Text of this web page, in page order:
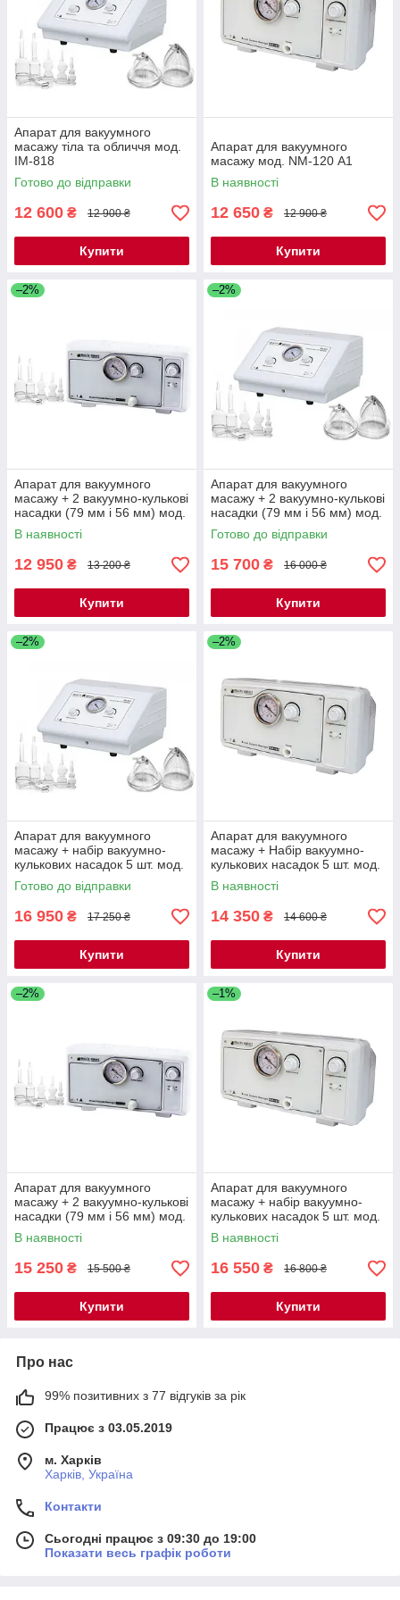
Апарат для вакуумного
масажу тіла та обличчя мод.
IM-818
Готово до відправки
12 600 ₴ 12 900 ₴
Купити
Апарат для вакуумного
масажу мод. NM-120 А1
В наявності
12 650 ₴ 12 900 ₴
Купити
–2%
Апарат для вакуумного
масажу + 2 вакуумно-кулькові
насадки (79 мм і 56 мм) мод.
NM-120 А2
В наявності
12 950 ₴ 13 200 ₴
Купити
–2%
Апарат для вакуумного
масажу + 2 вакуумно-кулькові
насадки (79 мм і 56 мм) мод.
IM-818 А2
Готово до відправки
15 700 ₴ 16 000 ₴
Купити
–2%
Апарат для вакуумного
масажу + набір вакуумно-
кулькових насадок 5 шт. мод.
IM-818А, ВІДЕО
Готово до відправки
16 950 ₴ 17 250 ₴
Купити
–2%
Апарат для вакуумного
масажу + Набір вакуумно-
кулькових насадок 5 шт. мод.
NM-120 A
В наявності
14 350 ₴ 14 600 ₴
Купити
–2%
Апарат для вакуумного
масажу + 2 вакуумно-кулькові
насадки (79 мм і 56 мм) мод.
NM-120 A3
В наявності
15 250 ₴ 15 500 ₴
Купити
–1%
Апарат для вакуумного
масажу + набір вакуумно-
кулькових насадок 5 шт. мод.
NM-120 A4
В наявності
16 550 ₴ 16 800 ₴
Купити
Про нас
99% позитивних з 77 відгуків за рік
Працює з 03.05.2019
м. Харків
Харків, Україна
Контакти
Сьогодні працює з 09:30 до 19:00
Показати весь графік роботи